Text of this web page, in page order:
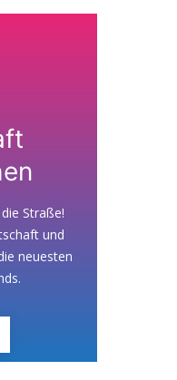
Straße!
und
neuesten